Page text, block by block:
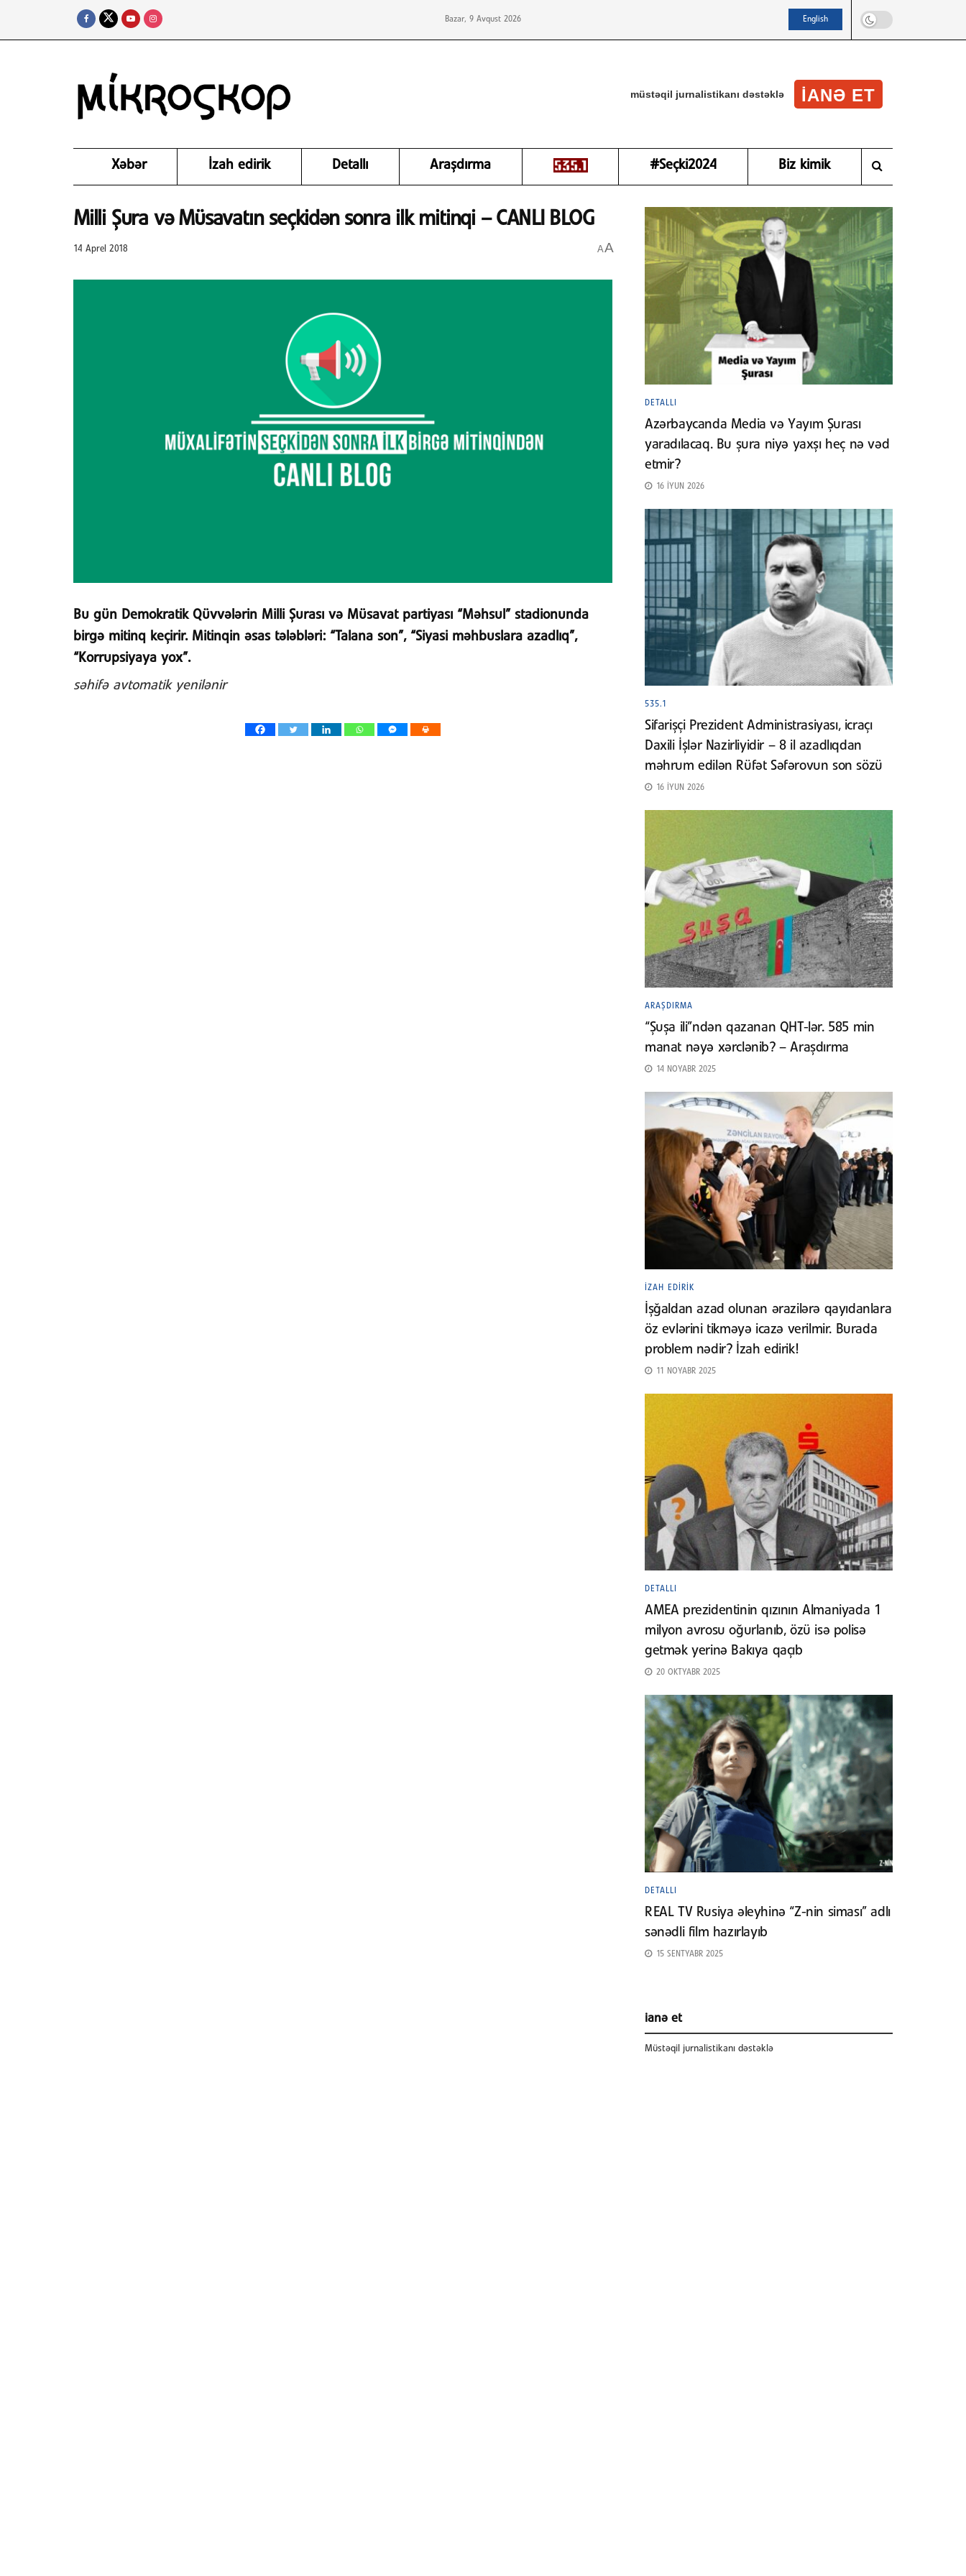
Bazar, 9 Avqust 2026 English
müstəqil jurnalistikanı dəstəklə IANƏ ET
Xəbər İzah edirik Detallı Araşdırma #Seçki2024 Biz kimik
Milli Şura və Müsavatın seçkidən sonra ilk mitinqi – CANLI BLOG
14 Aprel 2018 AA
Bu gün Demokratik Qüvvələrin Milli Şurası və Müsavat partiyası “Məhsul” stadionunda
birgə mitinq keçirir. Mitinqin əsas tələbləri: “Talana son”, “Siyasi məhbuslara azadlıq”,
“Korrupsiyaya yox”.
səhifə avtomatik yenilənir
DETALLI
Azərbaycanda Media və Yayım Şurası
yaradılacaq. Bu şura niyə yaxşı heç nə vəd
etmir?
16 İYUN 2026
535.1
Sifarişçi Prezident Administrasiyası, icraçı
Daxili İşlər Nazirliyidir – 8 il azadlıqdan
məhrum edilən Rüfət Səfərovun son sözü
16 İYUN 2026
ARAŞDIRMA
“Şuşa ili”ndən qazanan QHT-lər. 585 min
manat nəyə xərclənib? – Araşdırma
14 NOYABR 2025
İZAH EDIRIK
İşğaldan azad olunan ərazilərə qayıdanlara
öz evlərini tikməyə icazə verilmir. Burada
problem nədir? İzah edirik!
11 NOYABR 2025
DETALLI
AMEA prezidentinin qızının Almaniyada 1
milyon avrosu oğurlanıb, özü isə polisə
getmək yerinə Bakıya qaçıb
20 OKTYABR 2025
DETALLI
REAL TV Rusiya əleyhinə “Z-nin siması” adlı
sənədli film hazırlayıb
15 SENTYABR 2025
ianə et
Müstəqil jurnalistikanı dəstəklə